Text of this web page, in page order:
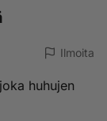
Ilmoita
huhujen